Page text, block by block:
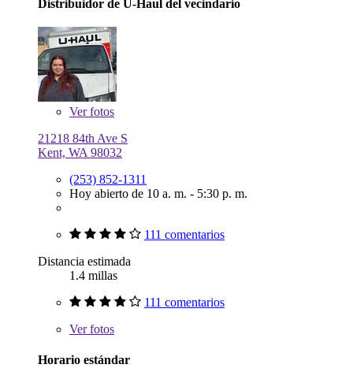
Distribuidor de U-Haul del vecindario
Verfotos
21218 84th Ave S
Kent, WA 98032
(253) 852-1311
Hoy abierto de 10 a. m. - 5:30 p. m.
111 comentarios
Distancia estimada
1.4 millas
111 comentarios
Verfotos
Horario estándar